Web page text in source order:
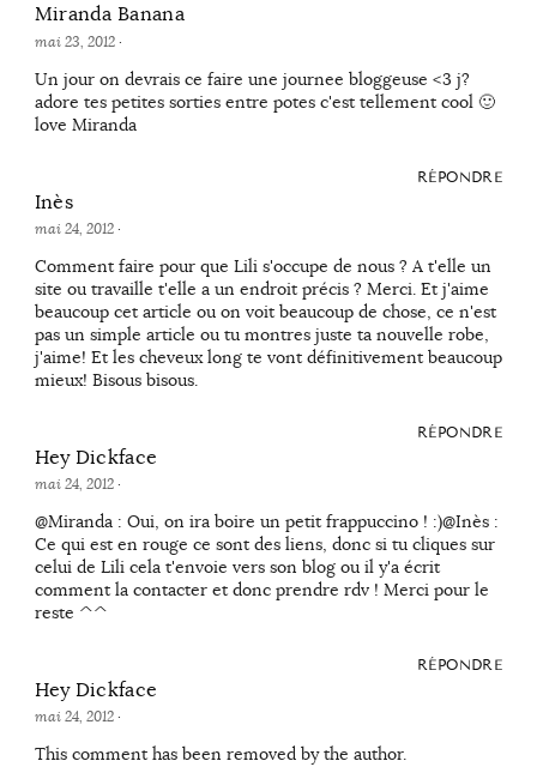
Miranda Banana
mai 23, 2012·
Un jour on devrais ce faire une journee bloggeuse <3 j?
adore tes petites sorties entre potes c'est tellement cool 🙂
love Miranda
RÉPONDRE
Inès
mai 24, 2012·
Comment faire pour que Lili s'occupe de nous ? A t'elle un
site ou travaille t'elle a un endroit précis ? Merci. Et j'aime
beaucoup cet article ou on voit beaucoup de chose, ce n'est
pas un simple article ou tu montres juste ta nouvelle robe,
j'aime! Et les cheveux long te vont définitivement beaucoup
mieux! Bisous bisous.
RÉPONDRE
Hey Dickface
mai 24, 2012·
@Miranda : Oui, on ira boire un petit frappuccino ! :)@Inès :
Ce qui est en rouge ce sont des liens, donc si tu cliques sur
celui de Lili cela t'envoie vers son blog ou il y'a écrit
comment la contacter et donc prendre rdv ! Merci pour le
reste ^^
RÉPONDRE
Hey Dickface
mai 24, 2012·
This comment has been removed by the author.